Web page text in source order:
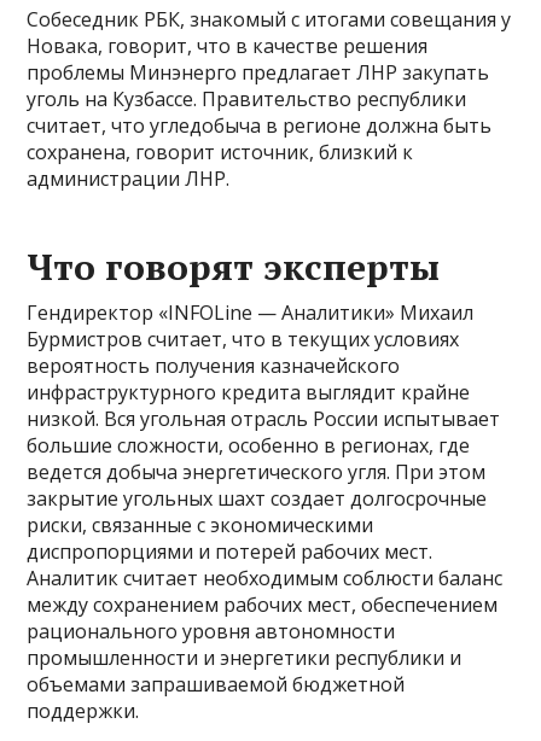
Собеседник РБК, знакомый с итогами совещания у
Новака, говорит, что в качестве решения
проблемы Минэнерго предлагает ЛНР закупать
уголь на Кузбассе. Правительство республики
считает, что угледобыча в регионе должна быть
сохранена, говорит источник, близкий к
администрации ЛНР.
Что говорят эксперты
Гендиректор «INFOLine — Аналитики» Михаил
Бурмистров считает, что в текущих условиях
вероятность получения казначейского
инфраструктурного кредита выглядит крайне
низкой. Вся угольная отрасль России испытывает
большие сложности, особенно в регионах, где
ведется добыча энергетического угля. При этом
закрытие угольных шахт создает долгосрочные
риски, связанные с экономическими
диспропорциями и потерей рабочих мест.
Аналитик считает необходимым соблюсти баланс
между сохранением рабочих мест, обеспечением
рационального уровня автономности
промышленности и энергетики республики и
объемами запрашиваемой бюджетной
поддержки.